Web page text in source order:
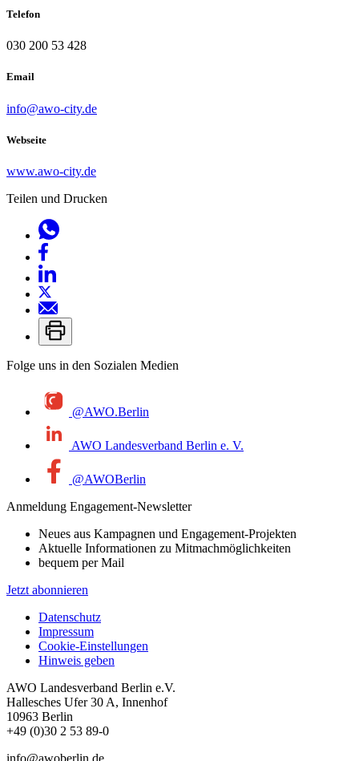
Telefon
030 200 53 428
Email
info@awo-city.de
Webseite
www.awo-city.de
Teilen und Drucken
Folge uns in den Sozialen Medien
@AWO.Berlin
AWO Landesverband Berlin e. V.
@AWOBerlin
Anmeldung Engagement-Newsletter
Neues aus Kampagnen und Engagement-Projekten
Aktuelle Informationen zu Mitmachmöglichkeiten
bequem per Mail
Jetzt abonnieren
Datenschutz
Impressum
Cookie-Einstellungen
Hinweis geben
AWO Landesverband Berlin e.V.
Hallesches Ufer 30 A, Innenhof
10963 Berlin
+49 (0)30 2 53 89-0
info@awoberlin.de